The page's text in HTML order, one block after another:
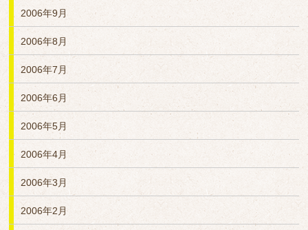
2006年9月
2006年8月
2006年7月
2006年6月
2006年5月
2006年4月
2006年3月
2006年2月